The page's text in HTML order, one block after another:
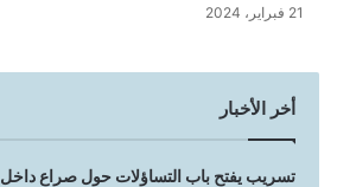
21 فبراير، 2024
أخر الأخبار
تسريب يفتح باب التساؤلات حول صراع داخل